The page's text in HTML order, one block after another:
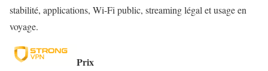
stabilité, applications, Wi‑Fi public, streaming légal et usage en
voyage.
Prix